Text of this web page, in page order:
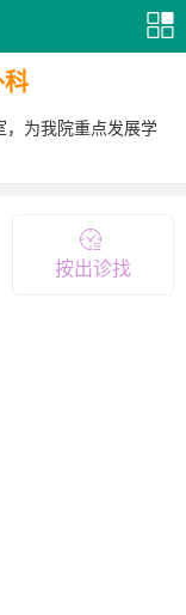
科
，为我院重点发展学
按出诊找